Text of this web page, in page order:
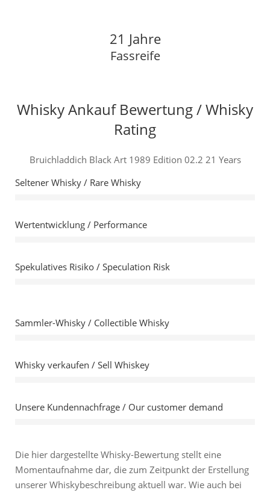
21 Jahre
Fassreife
Whisky Ankauf Bewertung / Whisky
Rating
Bruichladdich Black Art 1989 Edition 02.2 21 Years
Seltener Whisky / Rare Whisky
Wertentwicklung / Performance
Spekulatives Risiko / Speculation Risk
Sammler-Whisky / Collectible Whisky
Whisky verkaufen / Sell Whiskey
Unsere Kundennachfrage / Our customer demand
Die hier dargestellte Whisky-Bewertung stellt eine
Momentaufnahme dar, die zum Zeitpunkt der Erstellung
unserer Whiskybeschreibung aktuell war. Wie auch bei